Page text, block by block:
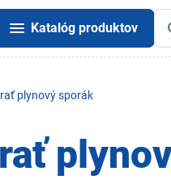
Katalóg produktov
plynový sporák